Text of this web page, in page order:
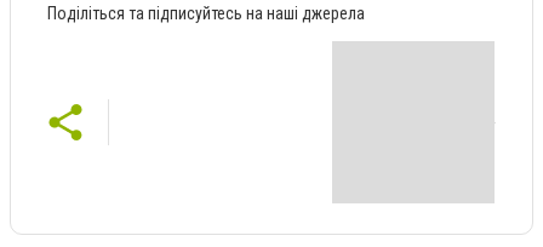
Поділіться та підписуйтесь на наші джерела